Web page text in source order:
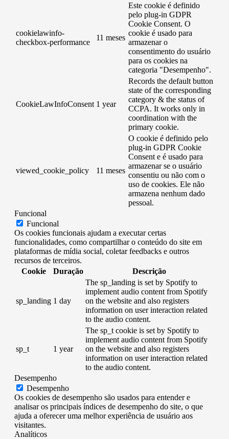
cookielawinfo-
checkbox-performance
11 meses
Este cookie é definido
pelo plug-in GDPR
Cookie Consent. O
cookie é usado para
armazenar o
consentimento do usuário
para os cookies na
categoria "Desempenho".
CookieLawInfoConsent 1 year
Records the default button
state of the corresponding
category & the status of
CCPA. It works only in
coordination with the
primary cookie.
viewed_cookie_policy 11 meses
O cookie é definido pelo
plug-in GDPR Cookie
Consent e é usado para
armazenar se o usuário
consentiu ou não com o
uso de cookies. Ele não
armazena nenhum dado
pessoal.
Funcional
Funcional
Os cookies funcionais ajudam a executar certas
funcionalidades, como compartilhar o conteúdo do site em
plataformas de mídia social, coletar feedbacks e outros
recursos de terceiros.
Cookie
Duração Descrição
sp_landing 1 day
The sp_landing is set by Spotify to
implement audio content from Spotify
on the website and also registers
information on user interaction related
to the audio content.
sp_t 1 year
The sp_t cookie is set by Spotify to
implement audio content from Spotify
on the website and also registers
information on user interaction related
to the audio content.
Desempenho
Desempenho
Os cookies de desempenho são usados ​​para entender e
analisar os principais índices de desempenho do site, o que
ajuda a oferecer uma melhor experiência de usuário aos
visitantes.
Analíticos